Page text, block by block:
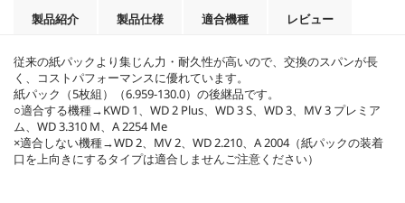
e
ビ
ュ
件
製品紹介 製品仕様 適合機種 レビュー
従来の紙パックより集じん力・耐久性が高いので、交換のスパンが長
く、コストパフォーマンスに優れています。
紙パック（5枚組）（6.959-130.0）の後継品です。
○適合する機種→KWD 1、WD 2 Plus、WD 3 S、WD 3、MV 3 プレミア
ム、WD 3.310 M、A 2254 Me
×適合しない機種→WD 2、MV 2、WD 2.210、A 2004（紙パックの装着
口を上向きにするタイプは適合しませんご注意ください）